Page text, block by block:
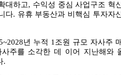
대하고, 수익성 중심 사업구조 혁
다. 유휴 부동산과 비핵심 투자자
년 누적 1조원 규모 자사주
주를 소각한 데 이어 지난해와
.